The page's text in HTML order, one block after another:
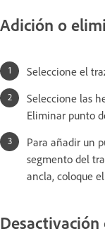
Adición o
Seleccione el
Seleccione las
Eliminar punto
Para añadir un
segmento del
ancla, coloque